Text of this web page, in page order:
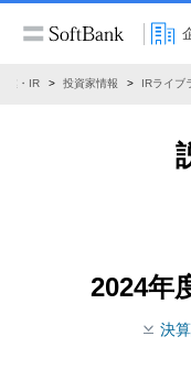
業・IR 投資家情報 IRライブ
2024年
決